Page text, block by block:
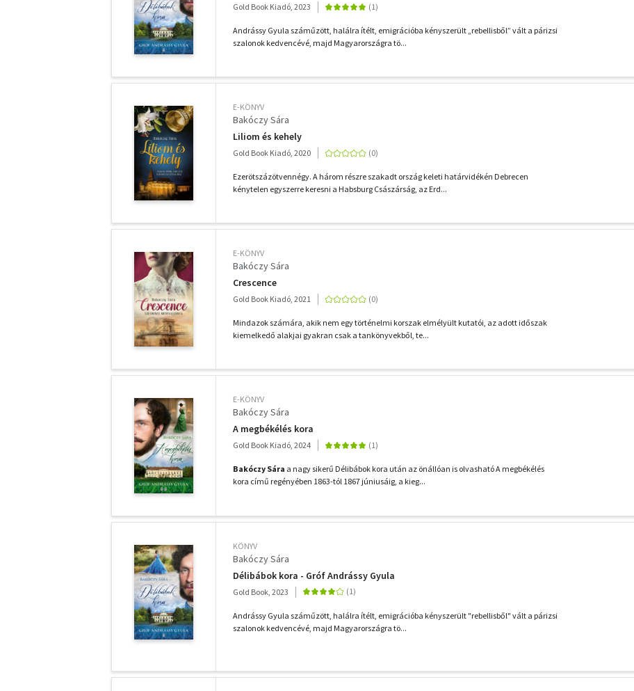
Gold Book Kiadó, 2023
Andrássy Gyula száműzött, halálra ítélt, emigrációba kényszerült „rebellisből” vált a párizsi
szalonok kedvencévé, majd Magyarországra tö...
E-KÖNYV
Bakóczy Sára
Liliom és kehely
Gold Book Kiadó, 2020
Ezerötszázötvennégy. A három részre szakadt ország keleti határvidékén Debrecen
kénytelen egyszerre keresni a Habsburg Császárság, az Erd...
E-KÖNYV
Bakóczy Sára
Crescence
Gold Book Kiadó, 2021
Mindazok számára, akik nem egy történelmi korszak elmélyült kutatói, az adott időszak
kiemelkedő alakjai gyakran csak a tankönyvekből, te...
E-KÖNYV
Bakóczy Sára
A megbékélés kora
Gold Book Kiadó, 2024
Bakóczy Sára a nagy sikerű Délibábok kora után az önállóan is olvasható A megbékélés
kora című regényében 1863-tól 1867 júniusáig, a kieg...
KÖNYV
Bakóczy Sára
Délibábok kora - Gróf Andrássy Gyula
Gold Book, 2023
Andrássy Gyula száműzött, halálra ítélt, emigrációba kényszerült "rebellisből" vált a párizsi
szalonok kedvencévé, majd Magyarországra tö...